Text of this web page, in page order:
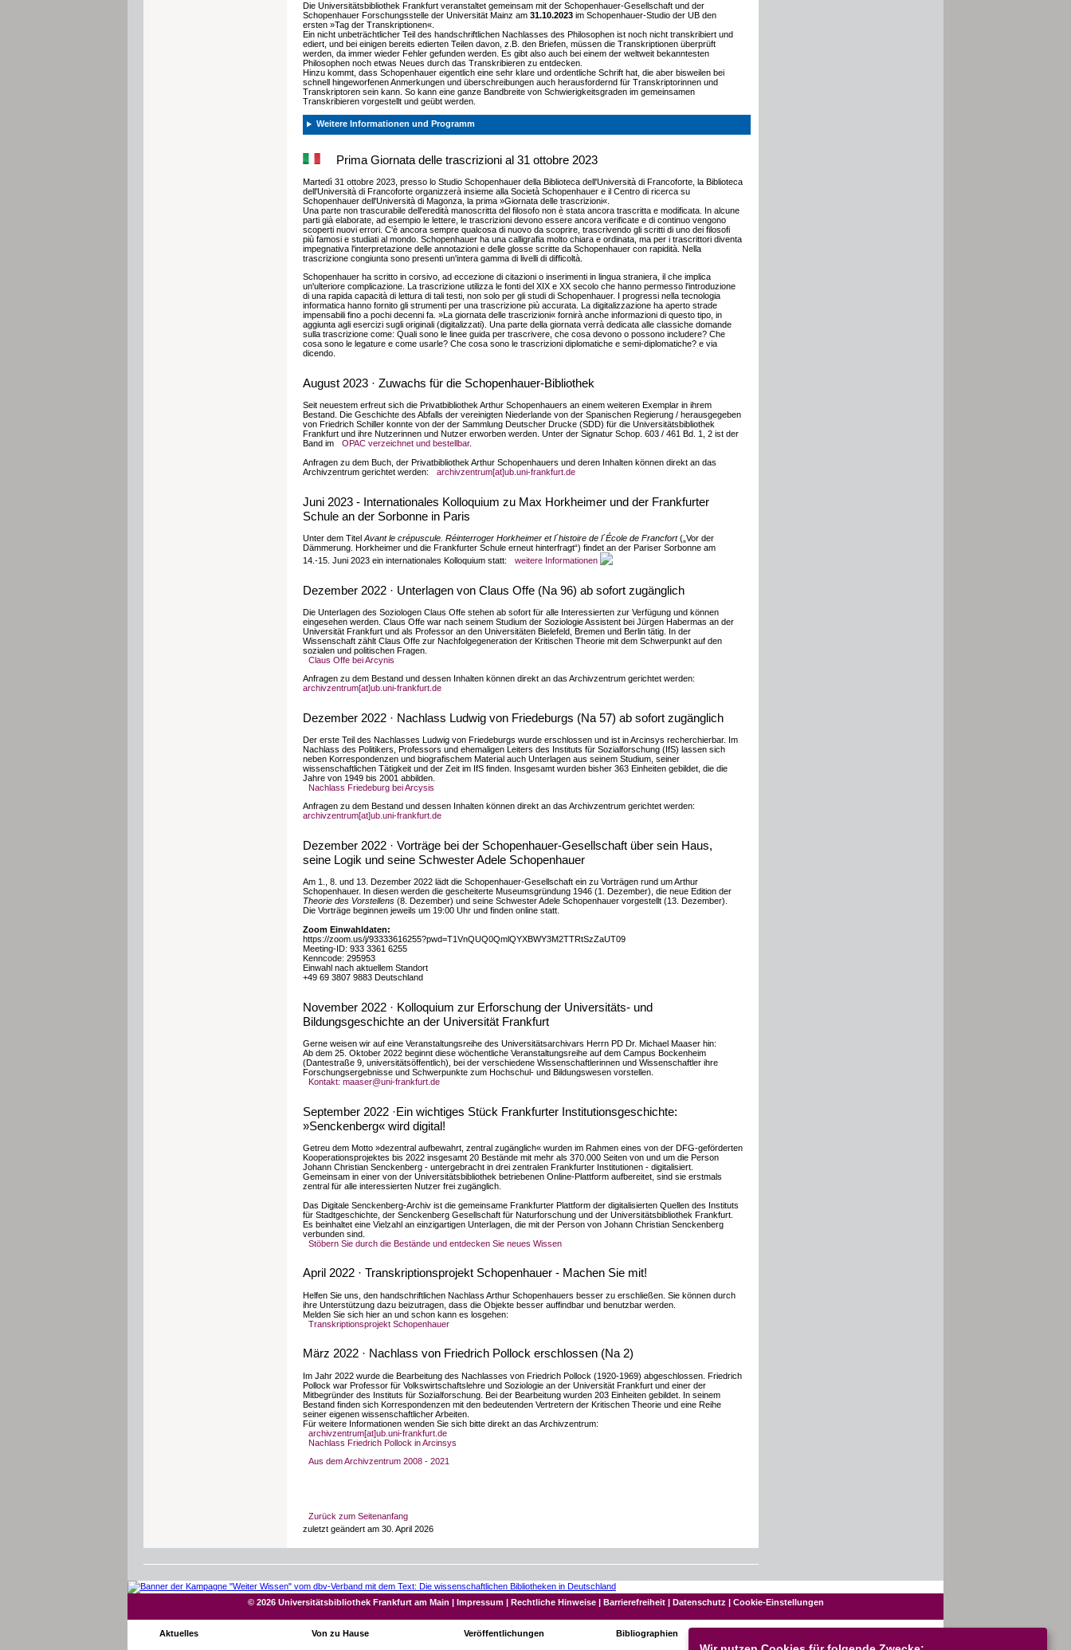
Die Universitätsbibliothek Frankfurt veranstaltet gemeinsam mit der Schopenhauer-Gesellschaft und der
Schopenhauer Forschungsstelle der Universität Mainz am 31.10.2023 im Schopenhauer-Studio der UB den
ersten »Tag der Transkriptionen«.
Ein nicht unbeträchtlicher Teil des handschriftlichen Nachlasses des Philosophen ist noch nicht transkribiert und
ediert, und bei einigen bereits edierten Teilen davon, z.B. den Briefen, müssen die Transkriptionen überprüft
werden, da immer wieder Fehler gefunden werden. Es gibt also auch bei einem der weltweit bekanntesten
Philosophen noch etwas Neues durch das Transkribieren zu entdecken.
Hinzu kommt, dass Schopenhauer eigentlich eine sehr klare und ordentliche Schrift hat, die aber bisweilen bei
schnell hingeworfenen Anmerkungen und überschreibungen auch herausfordernd für Transkriptorinnen und
Transkriptoren sein kann. So kann eine ganze Bandbreite von Schwierigkeitsgraden im gemeinsamen
Transkribieren vorgestellt und geübt werden.
Weitere Informationen und Programm
Prima Giornata delle trascrizioni al 31 ottobre 2023
Martedì 31 ottobre 2023, presso lo Studio Schopenhauer della Biblioteca dell'Università di Francoforte, la Biblioteca
dell'Università di Francoforte organizzerà insieme alla Società Schopenhauer e il Centro di ricerca su
Schopenhauer dell'Università di Magonza, la prima »Giornata delle trascrizioni«.
Una parte non trascurabile dell'eredità manoscritta del filosofo non è stata ancora trascritta e modificata. In alcune
parti già elaborate, ad esempio le lettere, le trascrizioni devono essere ancora verificate e di continuo vengono
scoperti nuovi errori. C'è ancora sempre qualcosa di nuovo da scoprire, trascrivendo gli scritti di uno dei filosofi
più famosi e studiati al mondo. Schopenhauer ha una calligrafia molto chiara e ordinata, ma per i trascrittori diventa
impegnativa l'interpretazione delle annotazioni e delle glosse scritte da Schopenhauer con rapidità. Nella
trascrizione congiunta sono presenti un'intera gamma di livelli di difficoltà.
Schopenhauer ha scritto in corsivo, ad eccezione di citazioni o inserimenti in lingua straniera, il che implica
un'ulteriore complicazione. La trascrizione utilizza le fonti del XIX e XX secolo che hanno permesso l'introduzione
di una rapida capacità di lettura di tali testi, non solo per gli studi di Schopenhauer. I progressi nella tecnologia
informatica hanno fornito gli strumenti per una trascrizione più accurata. La digitalizzazione ha aperto strade
impensabili fino a pochi decenni fa. »La giornata delle trascrizioni« fornirà anche informazioni di questo tipo, in
aggiunta agli esercizi sugli originali (digitalizzati). Una parte della giornata verrà dedicata alle classiche domande
sulla trascrizione come: Quali sono le linee guida per trascrivere, che cosa devono o possono includere? Che
cosa sono le legature e come usarle? Che cosa sono le trascrizioni diplomatiche e semi-diplomatiche? e via
dicendo.
August 2023 · Zuwachs für die Schopenhauer-Bibliothek
Seit neuestem erfreut sich die Privatbibliothek Arthur Schopenhauers an einem weiteren Exemplar in ihrem
Bestand. Die Geschichte des Abfalls der vereinigten Niederlande von der Spanischen Regierung / herausgegeben
von Friedrich Schiller konnte von der der Sammlung Deutscher Drucke (SDD) für die Universitätsbibliothek
Frankfurt und ihre Nutzerinnen und Nutzer erworben werden. Unter der Signatur Schop. 603 / 461 Bd. 1, 2 ist der
Band im
OPAC verzeichnet und bestellbar.
Anfragen zu dem Buch, der Privatbibliothek Arthur Schopenhauers und deren Inhalten können direkt an das
Archivzentrum gerichtet werden:
archivzentrum[at]ub.uni-frankfurt.de
Juni 2023 - Internationales Kolloquium zu Max Horkheimer und der Frankfurter
Schule an der Sorbonne in Paris
Unter dem Titel Avant le crépuscule. Réinterroger Horkheimer et l´histoire de l´École de Francfort(„Vor der
Dämmerung. Horkheimer und die Frankfurter Schule erneut hinterfragt“) findet an der Pariser Sorbonne am
14.-15. Juni 2023 ein internationales Kolloquium statt:
weitere Informationen
Dezember 2022 · Unterlagen von Claus Offe (Na 96) ab sofort zugänglich
Die Unterlagen des Soziologen Claus Offe stehen ab sofort für alle Interessierten zur Verfügung und können
eingesehen werden. Claus Offe war nach seinem Studium der Soziologie Assistent bei Jürgen Habermas an der
Universität Frankfurt und als Professor an den Universitäten Bielefeld, Bremen und Berlin tätig. In der
Wissenschaft zählt Claus Offe zur Nachfolgegeneration der Kritischen Theorie mit dem Schwerpunkt auf den
sozialen und politischen Fragen.
Claus Offe bei Arcynis
Anfragen zu dem Bestand und dessen Inhalten können direkt an das Archivzentrum gerichtet werden:
archivzentrum[at]ub.uni-frankfurt.de
Dezember 2022 · Nachlass Ludwig von Friedeburgs (Na 57) ab sofort zugänglich
Der erste Teil des Nachlasses Ludwig von Friedeburgs wurde erschlossen und ist in Arcinsys recherchierbar. Im
Nachlass des Politikers, Professors und ehemaligen Leiters des Instituts für Sozialforschung (IfS) lassen sich
neben Korrespondenzen und biografischem Material auch Unterlagen aus seinem Studium, seiner
wissenschaftlichen Tätigkeit und der Zeit im IfS finden. Insgesamt wurden bisher 363 Einheiten gebildet, die die
Jahre von 1949 bis 2001 abbilden.
Nachlass Friedeburg bei Arcysis
Anfragen zu dem Bestand und dessen Inhalten können direkt an das Archivzentrum gerichtet werden:
archivzentrum[at]ub.uni-frankfurt.de
Dezember 2022 · Vorträge bei der Schopenhauer-Gesellschaft über sein Haus,
seine Logik und seine Schwester Adele Schopenhauer
Am 1., 8. und 13. Dezember 2022 lädt die Schopenhauer-Gesellschaft ein zu Vorträgen rund um Arthur
Schopenhauer. In diesen werden die gescheiterte Museumsgründung 1946 (1. Dezember), die neue Edition der
Theorie des Vorstellens (8. Dezember) und seine Schwester Adele Schopenhauer vorgestellt (13. Dezember).
Die Vorträge beginnen jeweils um 19:00 Uhr und finden online statt.
Zoom Einwahldaten:
https://zoom.us/j/93333616255?pwd=T1VnQUQ0QmlQYXBWY3M2TTRtSzZaUT09
Meeting-ID: 933 3361 6255
Kenncode: 295953
Einwahl nach aktuellem Standort
+49 69 3807 9883 Deutschland
November 2022 · Kolloquium zur Erforschung der Universitäts- und
Bildungsgeschichte an der Universität Frankfurt
Gerne weisen wir auf eine Veranstaltungsreihe des Universitätsarchivars Herrn PD Dr. Michael Maaser hin:
Ab dem 25. Oktober 2022 beginnt diese wöchentliche Veranstaltungsreihe auf dem Campus Bockenheim
(Dantestraße 9, universitätsöffentlich), bei der verschiedene Wissenschaftlerinnen und Wissenschaftler ihre
Forschungsergebnisse und Schwerpunkte zum Hochschul- und Bildungswesen vorstellen.
Kontakt: maaser@uni-frankfurt.de
September 2022 ·Ein wichtiges Stück Frankfurter Institutionsgeschichte:
»Senckenberg« wird digital!
Getreu dem Motto »dezentral aufbewahrt, zentral zugänglich« wurden im Rahmen eines von der DFG-geförderten
Kooperationsprojektes bis 2022 insgesamt 20 Bestände mit mehr als 370.000 Seiten von und um die Person
Johann Christian Senckenberg - untergebracht in drei zentralen Frankfurter Institutionen - digitalisiert.
Gemeinsam in einer von der Universitätsbibliothek betriebenen Online-Plattform aufbereitet, sind sie erstmals
zentral für alle interessierten Nutzer frei zugänglich.
Das Digitale Senckenberg-Archiv ist die gemeinsame Frankfurter Plattform der digitalisierten Quellen des Instituts
für Stadtgeschichte, der Senckenberg Gesellschaft für Naturforschung und der Universitätsbibliothek Frankfurt.
Es beinhaltet eine Vielzahl an einzigartigen Unterlagen, die mit der Person von Johann Christian Senckenberg
verbunden sind.
Stöbern Sie durch die Bestände und entdecken Sie neues Wissen
April 2022 · Transkriptionsprojekt Schopenhauer - Machen Sie mit!
Helfen Sie uns, den handschriftlichen Nachlass Arthur Schopenhauers besser zu erschließen. Sie können durch
ihre Unterstützung dazu beizutragen, dass die Objekte besser auffindbar und benutzbar werden.
Melden Sie sich hier an und schon kann es losgehen:
Transkriptionsprojekt Schopenhauer
März 2022 · Nachlass von Friedrich Pollock erschlossen (Na 2)
Im Jahr 2022 wurde die Bearbeitung des Nachlasses von Friedrich Pollock (1920-1969) abgeschlossen. Friedrich
Pollock war Professor für Volkswirtschaftslehre und Soziologie an der Universität Frankfurt und einer der
Mitbegründer des Instituts für Sozialforschung. Bei der Bearbeitung wurden 203 Einheiten gebildet. In seinem
Bestand finden sich Korrespondenzen mit den bedeutenden Vertretern der Kritischen Theorie und eine Reihe
seiner eigenen wissenschaftlicher Arbeiten.
Für weitere Informationen wenden Sie sich bitte direkt an das Archivzentrum:
archivzentrum[at]ub.uni-frankfurt.de
Nachlass Friedrich Pollock in Arcinsys
Aus dem Archivzentrum 2008 - 2021
Zurück zum Seitenanfang
zuletzt geändert am 30. April 2026
© 2026 Universitätsbibliothek Frankfurt am Main | Impressum | Rechtliche Hinweise| Barrierefreiheit| Datenschutz | Cookie-Einstellungen
Aktuelles Von zu Hause Veröffentlichungen Bibliographien